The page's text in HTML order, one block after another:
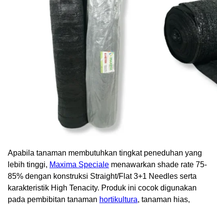
Apabila tanaman membutuhkan tingkat peneduhan yang
lebih tinggi, Maxima Speciale menawarkan shade rate 75-
85% dengan konstruksi Straight/Flat 3+1 Needles serta
karakteristik High Tenacity. Produk ini cocok digunakan
pada pembibitan tanaman hortikultura, tanaman hias,